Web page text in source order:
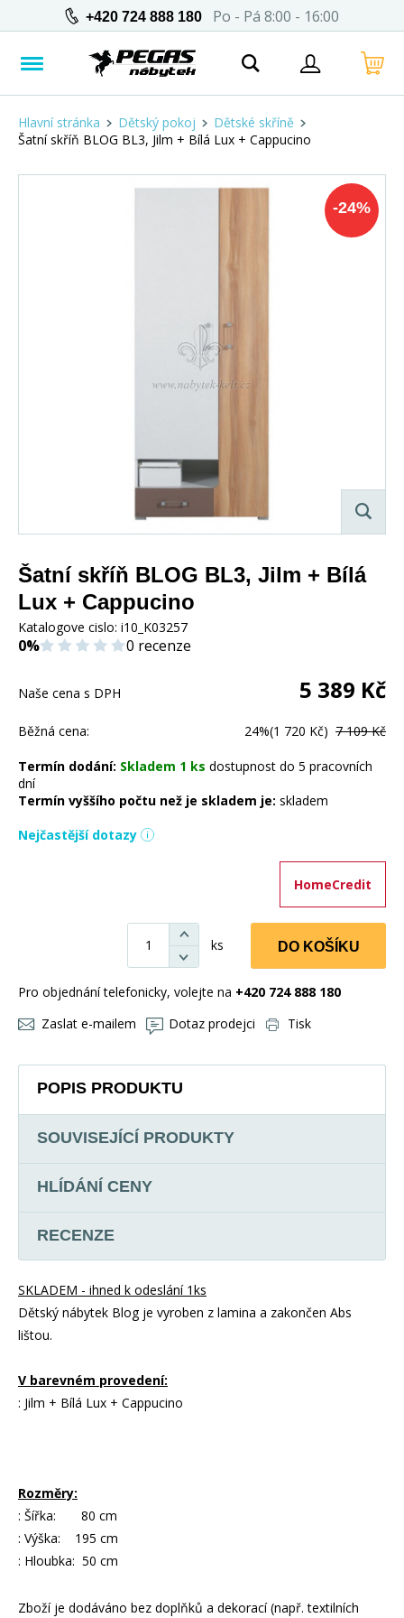
+420 724 888 180 Po - Pá 8:00 - 16:00
Hlavní stránka Dětský pokoj
Dětské skříně
Šatní skříň BLOG BL3, Jilm + Bílá Lux + Cappucino
-24%
Šatní skříň BLOG BL3, Jilm + Bílá
Lux + Cappucino
Katalogove cislo: i10_K03257
0% 0 recenze
Naše cena s DPH 5 389 Kč
Běžná cena: 24%(1 720 Kč) 7 109 Kč
Termín dodání: Skladem 1 ks dostupnost do 5 pracovních
dní
Termín vyššího počtu než je skladem je: skladem
Nejčastější dotazy
HomeCredit
ks DO KOŠÍKU
Pro objednání telefonicky, volejte na +420 724 888 180
Zaslat e-mailem
Dotaz prodejci Tisk
POPIS PRODUKTU
SOUVISEJÍCÍ PRODUKTY
HLÍDÁNÍ CENY
RECENZE
SKLADEM - ihned k odeslání 1ks
Dětský nábytek Blog je vyroben z lamina a zakončen Abs
lištou.
V barevném provedení:
: Jilm + Bílá Lux + Cappucino
Rozměry:
: Šířka: 80 cm
: Výška: 195 cm
: Hloubka: 50 cm
Zboží je dodáváno bez doplňků a dekorací (např. textilních